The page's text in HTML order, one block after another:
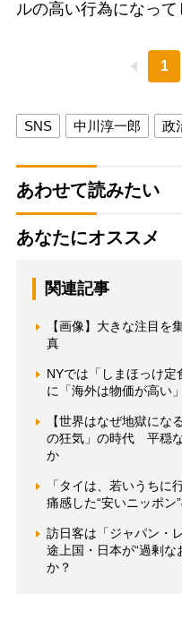
ルの高い行為になって
1
SNS 中川淳一郎 政
あわせて読みたい
あなたにオススメ
関連記事
【画像】大きな注目を
真
NYでは「しまほっけ
に「海外は物価が高い
【世界はなぜ地獄にな
の狂気」の時代 平穏
か
「タイは、若いうち
痛感した“安いニッポン
訪日客は「ジャパン・
途上国・日本が“過剰
か？